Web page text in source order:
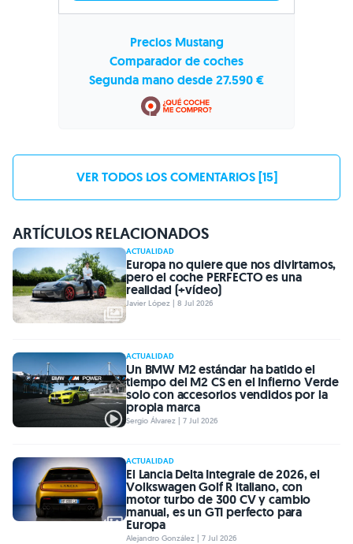
Precios Mustang
Comparador de coches
Segunda mano desde 27.590 €
VER TODOS LOS COMENTARIOS [15]
ARTÍCULOS RELACIONADOS
ACTUALIDAD
Europa no quiere que nos divirtamos,
pero el coche PERFECTO es una
realidad (+vídeo)
Javier López | 8 Jul 2026
ACTUALIDAD
Un BMW M2 estándar ha batido el
tiempo del M2 CS en el Infierno Verde
solo con accesorios vendidos por la
propia marca
Sergio Álvarez | 7 Jul 2026
ACTUALIDAD
El Lancia Delta Integrale de 2026, el
Volkswagen Golf R italiano, con
motor turbo de 300 CV y cambio
manual, es un GTI perfecto para
Europa
Alejandro González | 7 Jul 2026